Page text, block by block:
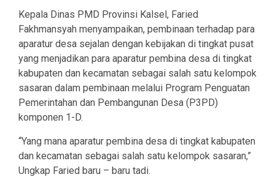
Kepala Dinas PMD Provinsi Kalsel, Faried
Fakhmansyah menyampaikan, pembinaan terhadap para
aparatur desa sejalan dengan kebijakan di tingkat pusat
yang menjadikan para aparatur pembina desa di tingkat
kabupaten dan kecamatan sebagai salah satu kelompok
sasaran dalam pembinaan melalui Program Penguatan
Pemerintahan dan Pembangunan Desa (P3PD)
komponen 1-D.
“Yang mana aparatur pembina desa di tingkat kabupaten
dan kecamatan sebagai salah satu kelompok sasaran,”
Ungkap Faried baru – baru tadi.